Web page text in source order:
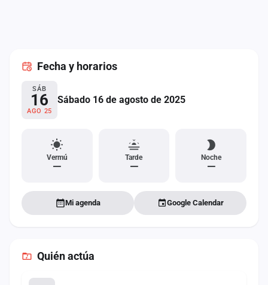
Fecha y horarios
SÁB
16
AGO 25
Sábado 16 de agosto de 2025
Vermú
—
Tarde
—
Noche
—
Mi agenda Google Calendar
Quién actúa
Administración
Contacto